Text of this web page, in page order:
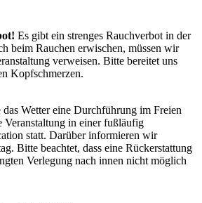
Es gibt ein strenges Rauchverbot in der
beim Rauchen erwischen, müssen wir
verweisen. Bitte bereitet uns
Kopfschmerzen.
das Wetter eine Durchführung im Freien
Veranstaltung in einer fußläufig
statt. Darüber informieren wir
Bitte beachtet, dass eine Rückerstattung
Verlegung nach innen nicht möglich